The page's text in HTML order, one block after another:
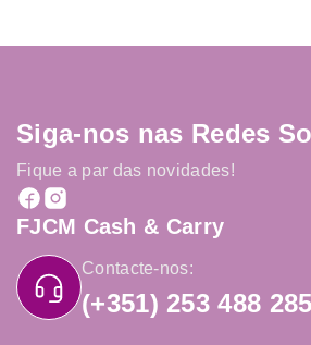
Siga-nos nas Redes
Fique a par das novidades!
FJCM Cash & Carry
Contacte-nos:
(+351) 253 488 285